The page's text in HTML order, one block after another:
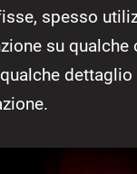
spesso
su